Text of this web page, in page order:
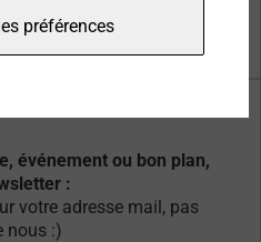
événement ou bon plan,
:
votre adresse mail, pas
nous :)
préférences